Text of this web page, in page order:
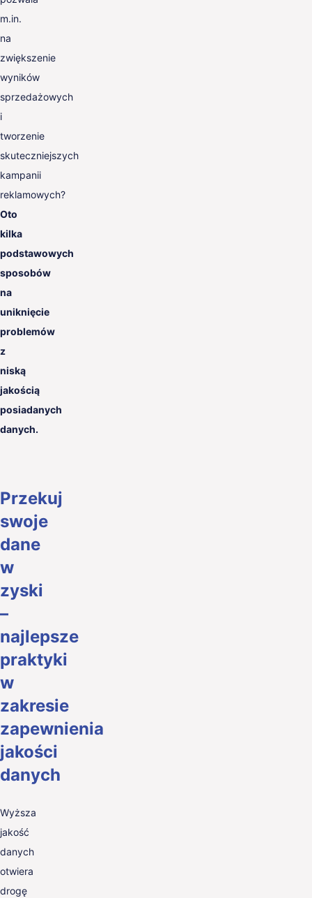
m.in.
na
zwiększenie
wyników
sprzedażowych
i
tworzenie
skuteczniejszych
kampanii
reklamowych?
Oto
kilka
podstawowych
sposobów
na
uniknięcie
problemów
z
niską
jakością
posiadanych
danych.
Przekuj
swoje
dane
w
zyski
–
najlepsze
praktyki
w
zakresie
zapewnienia
jakości
danych
Wyższa
jakość
danych
otwiera
drogę